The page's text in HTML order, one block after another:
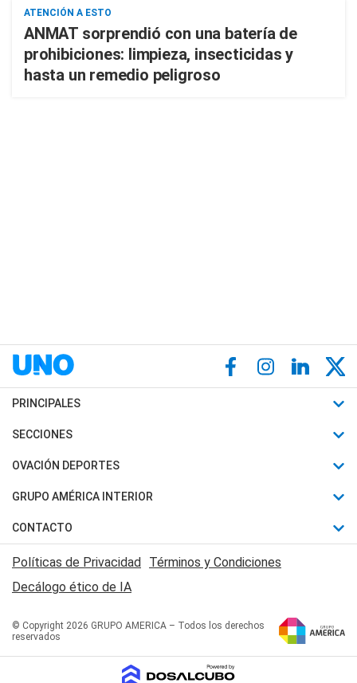
ATENCIÓN A ESTO
ANMAT sorprendió con una batería de
prohibiciones: limpieza, insecticidas y
hasta un remedio peligroso
PRINCIPALES
Últimas Noticias
Política
Judiciales
Economia
SECCIONES
Horóscopo
Motores
Trucos caseros
Series y Películas
Edictos y Solicitadas
OVACIÓN DEPORTES
Fútbol
Mundial
Automovilismo
Rugby
Básquet
GRUPO AMÉRICA INTERIOR
Canal 7 en Vivo
San Juan 8
CONTACTO
Acerca de Nosotros
Contactanos
Políticas de Privacidad Términos y Condiciones
Decálogo ético de IA
© Copyright 2026 GRUPO AMERICA – Todos los derechos
reservados